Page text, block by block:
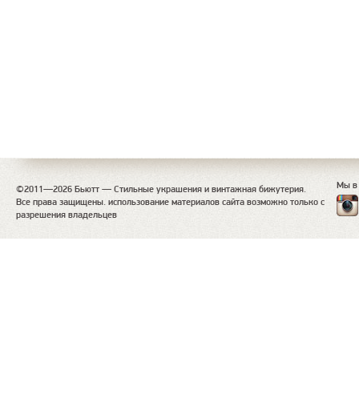
©2011—2026 Бьютт — Стильные украшения и винтажная бижутерия.
Все права защищены. использование материалов сайта возможно только с
разрешения владельцев
Мы в